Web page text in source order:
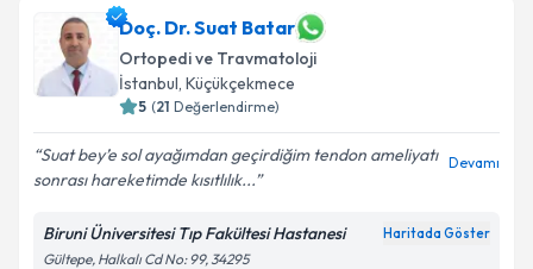
bilgilendireceğiz.
E-posta Adresiniz
Kişisel verilerimin işlenmesine ilişkin
kapsamda işlenmesini kabul ediyorum.
Doç. Dr. Suat Batar
Ortopedi ve Travmatoloji
İstanbul, Küçükçekmece
5 (21 Değerlendirme)
Suat bey’e sol ayağımdan geçirdiğim tendon ameliyatı
sonrası hareketimde kısıtlılık...
Devamı
Biruni Üniversitesi Tıp Fakültesi Hastanesi Haritada Göster
Gültepe, Halkalı Cd No: 99, 34295